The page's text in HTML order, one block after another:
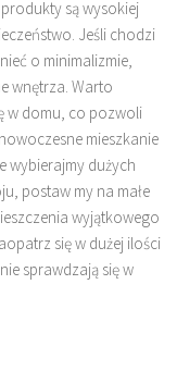
są wysokiej
Jeśli chodzi
o minimalizmie,
wnętrza. Warto
w domu, co pozwoli
mieszkanie
wybierajmy dużych
postaw my na małe
wyjątkowego
się w dużej ilości
sprawdzają się w